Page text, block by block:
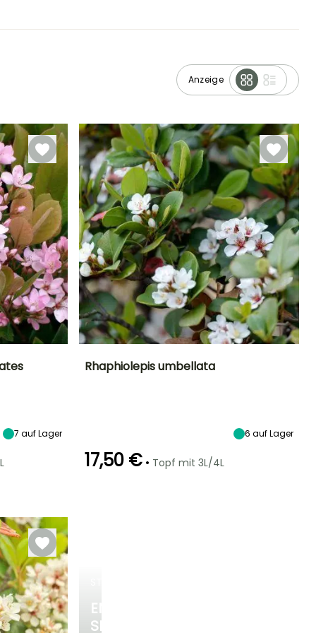
Anzeige
ENTDECKEN
SIE
7 auf Lager
Rhaphiolepis umbellata
6 auf Lager
17,50 € • Topf mit 3L/4L